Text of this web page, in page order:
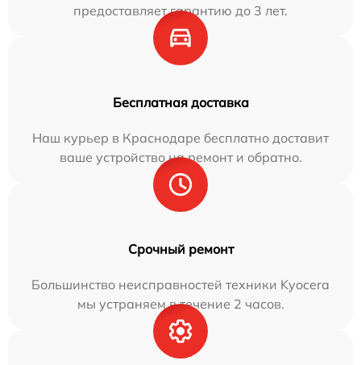
предоставляет гарантию до 3 лет.
Бесплатная доставка
Наш курьер в Краснодаре бесплатно доставит
ваше устройство на ремонт и обратно.
Срочный ремонт
Большинство неисправностей техники Kyocera
мы устраняем в течение 2 часов.